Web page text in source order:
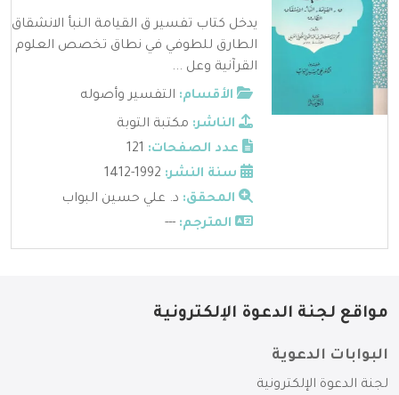
يدخل كتاب تفسير ق القيامة النبأ الانشقاق
الطارق للطوفي في نطاق تخصص العلوم
القرآنية وعل ...
الأقسام: التفسير وأصوله
الناشر: مكتبة التوبة
عدد الصفحات:
سنة النشر:
المحقق: د. علي حسين البواب
المترجم: ---
مواقع لجنة الدعوة الإلكترونية
البوابات الدعوية
لجنة الدعوة الإلكترونية